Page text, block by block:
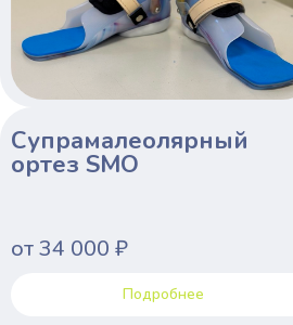
Супрамалеолярный
ортез SMO
от 34 000 ₽
Подробнее